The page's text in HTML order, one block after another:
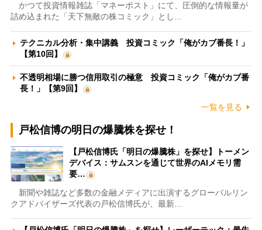
かつて投資情報雑誌「マネーポスト」にて、圧倒的な情報量が
詰め込まれた「天下無敵の株コミック」とし…
テクニカル分析・集中講義 投資コミック「俺がカブ番長！」
【第10回】
不透明相場に勝つ信用取引の極意 投資コミック「俺がカブ番
長！」【第9回】
一覧を見る
戸松信博の明日の爆騰株を探せ！
【戸松信博氏「明日の爆騰株」を探せ】トーメン
デバイス：サムスンを通じて世界のAIメモリ需
要…
新聞や雑誌など多数の金融メディアに出演するグローバルリン
クアドバイザーズ代表の戸松信博氏が、最新…